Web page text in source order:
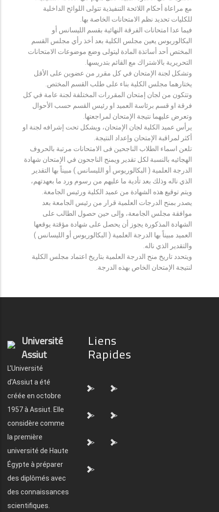
مع مراعاة أحكام اللائحة التنفيذية تتولى اللوائح الداخلية
للكليات تحديد نظم الامتحانات الخاصة بها.
فيما عدا امتحانات الفرقة النهائية بقسم الليسانس أو
البكالوريوس يعين مجلس الكلية بعد أخذ رأي مجلس القسم
المختص أحد أساتذة المادة ليتولى وضع موضوعات الامتحانات
التحريرية بالاشتراك مع القائم بتدريسها.
وتشكل لجنة الإمتحان في كل مقرر من عضوين على الأقل
يختارهما مجلس الكلية بناء على طلب القسم المختص.
وتتكون من لجان إمتحان المقررات المختلفة لجنة عامة في كل
فرقة او قسم برئاسة العميد او رئيس القسم حسب الأحوال
وتعرض عليهما نتيجة الإمتحان لمراجعتها.
يرأس عميد الكلية لجان الإمتحان، ويشكل تحت إشرافه لجنة او
أكثر لمراقبة الإمتحان وإعداد النتيجة.
تلعن اسماء الطلاب الناجحين فى الامتحانات مرتبة بالحروف
الهجائيه بالنسبة لكل تقدير ويمنح الناجحون في الإمتحان شهادة
الدرجة العلمية ( البكالوريوس أو الليسانس ) مبيناً بها التقدير
الذي ناله وذلك بعد تأدية ما عليهم من رسوم ورد ما بعهدتهم،
ويتم توقيع هذه الشهادة من عميد الكلية ورئيس الجامعة.
يصدر بمنح الدرجات العلمية قرار من رئيس الجامعة بعد
موافقة مجلس الجامعة، وإلى حين حصول الطالب على
الشهادة المذكورة يجوز أن يحصل على شهادة مؤقتة يوقعها
العميد مبيناً بها الدرجة العلمية ( البكالوريوس أو الليسانس )
والتقدير الذي ناله.
ويتحدد تاريخ منح الدرجة العلمية بتاريخ اعتماد مجلس الكلية
لنتيجة الإمتحان الخاص بهذه الدرجة.
Université
Assiut
L'Université
d'Assiut a été
créée en octobre
1957 à Assiut. Elle
considère comme
la première
université de Haute
Égypte à préparer
des diplômés avec
des connaissances
scientifiques.
Liens
Rapides
"> ">
"> ">
"> ">
">